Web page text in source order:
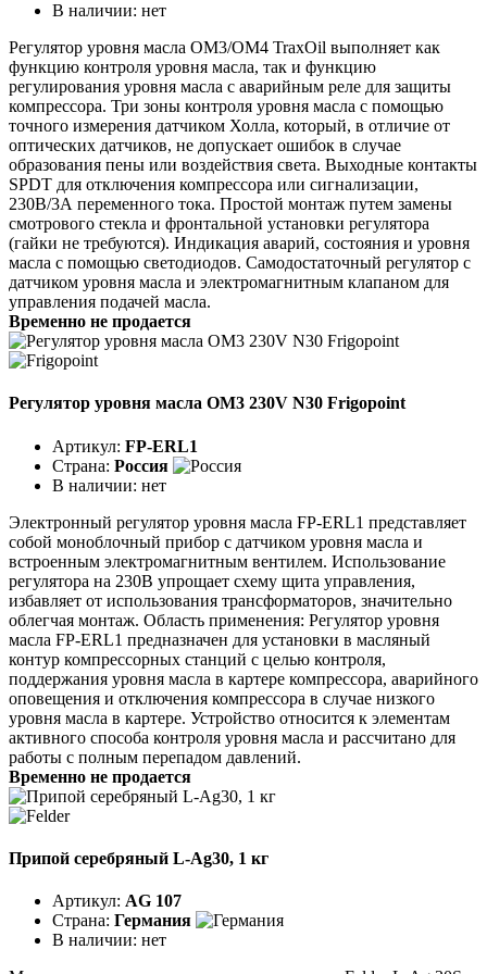
В наличии: нет
Регулятор уровня масла ОМ3/ОМ4 TraxOil выполняет как
функцию контроля уровня масла, так и функцию
регулирования уровня масла с аварийным реле для защиты
компрессора. Три зоны контроля уровня масла с помощью
точного измерения датчиком Холла, который, в отличие от
оптических датчиков, не допускает ошибок в случае
образования пены или воздействия света. Выходные контакты
SPDT для отключения компрессора или сигнализации,
230В/3А переменного тока. Простой монтаж путем замены
смотрового стекла и фронтальной установки регулятора
(гайки не требуются). Индикация аварий, состояния и уровня
масла с помощью светодиодов. Самодостаточный регулятор с
датчиком уровня масла и электромагнитным клапаном для
управления подачей масла.
Временно не продается
Регулятор уровня масла OM3 230V N30 Frigopoint
Артикул: FP-ERL1
Страна: Россия
В наличии: нет
Электронный регулятор уровня масла FP-ERL1 представляет
собой моноблочный прибор с датчиком уровня масла и
встроенным электромагнитным вентилем. Использование
регулятора на 230В упрощает схему щита управления,
избавляет от использования трансформаторов, значительно
облегчая монтаж. Область применения: Регулятор уровня
масла FP-ERL1 предназначен для установки в масляный
контур компрессорных станций с целью контроля,
поддержания уровня масла в картере компрессора, аварийного
оповещения и отключения компрессора в случае низкого
уровня масла в картере. Устройство относится к элементам
активного способа контроля уровня масла и рассчитано для
работы с полным перепадом давлений.
Временно не продается
Припой серебряный L-Ag30, 1 кг
Артикул: AG 107
Страна: Германия
В наличии: нет